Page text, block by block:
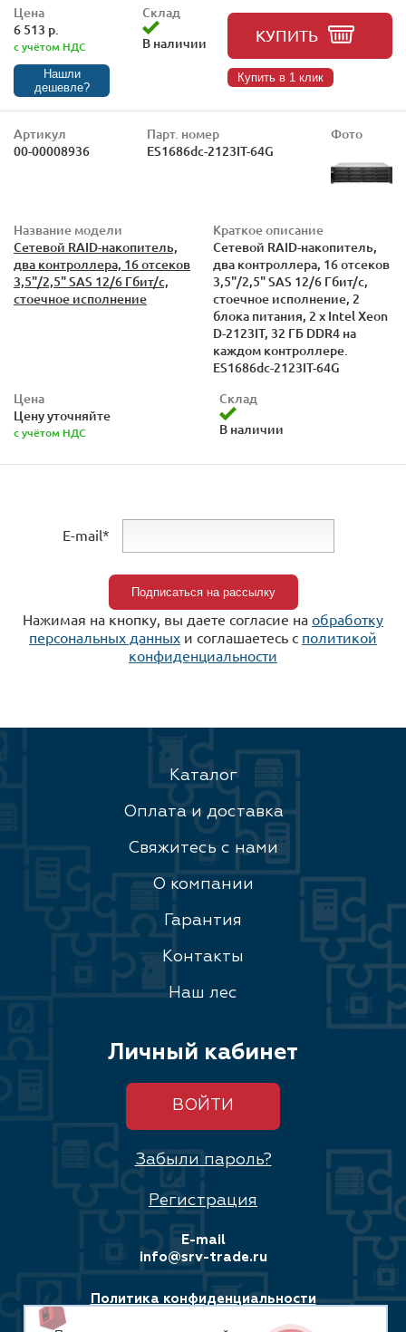
Цена
6 513 р.
с учётом НДС
Нашли
дешевле?
Склад
В наличии
КУПИТЬ
Купить в 1 клик
Артикул
00-00008936
Парт. номер
ES1686dc-2123IT-64G
Фото
Название модели
Сетевой RAID-накопитель,
два контроллера, 16 отсеков
3,5"/2,5" SAS 12/6 Гбит/с,
стоечное исполнение
Краткое описание
Сетевой RAID-накопитель,
два контроллера, 16 отсеков
3,5"/2,5" SAS 12/6 Гбит/с,
стоечное исполнение, 2
блока питания, 2 х Intel Xeon
D-2123IT, 32 ГБ DDR4 на
каждом контроллере.
ES1686dc-2123IT-64G
Цена
Цену уточняйте
с учётом НДС
Склад
В наличии
E-mail*
Нажимая на кнопку, вы даете согласие на обработку
персональных данных и соглашаетесь c политикой
конфиденциальности
Каталог
Оплата и доставка
Свяжитесь с нами
О компании
Гарантия
Контакты
Наш лес
Личный кабинет
ВОЙТИ
Забыли пароль?
Регистрация
E-mail
info@srv-trade.ru
Политика конфиденциальности